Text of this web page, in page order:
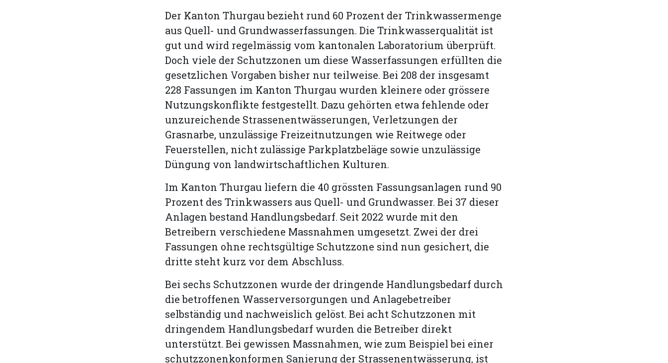
Der Kanton Thurgau bezieht rund 60 Prozent der Trinkwassermenge
aus Quell- und Grundwasserfassungen. Die Trinkwasserqualität ist
gut und wird regelmässig vom kantonalen Laboratorium überprüft.
Doch viele der Schutzzonen um diese Wasserfassungen erfüllten die
gesetzlichen Vorgaben bisher nur teilweise. Bei 208 der insgesamt
228 Fassungen im Kanton Thurgau wurden kleinere oder grössere
Nutzungskonflikte festgestellt. Dazu gehörten etwa fehlende oder
unzureichende Strassenentwässerungen, Verletzungen der
Grasnarbe, unzulässige Freizeitnutzungen wie Reitwege oder
Feuerstellen, nicht zulässige Parkplatzbeläge sowie unzulässige
Düngung von landwirtschaftlichen Kulturen.
Im Kanton Thurgau liefern die 40 grössten Fassungsanlagen rund 90
Prozent des Trinkwassers aus Quell- und Grundwasser. Bei 37 dieser
Anlagen bestand Handlungsbedarf. Seit 2022 wurde mit den
Betreibern verschiedene Massnahmen umgesetzt. Zwei der drei
Fassungen ohne rechtsgültige Schutzzone sind nun gesichert, die
dritte steht kurz vor dem Abschluss.
Bei sechs Schutzzonen wurde der dringende Handlungsbedarf durch
die betroffenen Wasserversorgungen und Anlagebetreiber
selbständig und nachweislich gelöst. Bei acht Schutzzonen mit
dringendem Handlungsbedarf wurden die Betreiber direkt
unterstützt. Bei gewissen Massnahmen, wie zum Beispiel bei einer
schutzzonenkonformen Sanierung der Strassenentwässerung, ist